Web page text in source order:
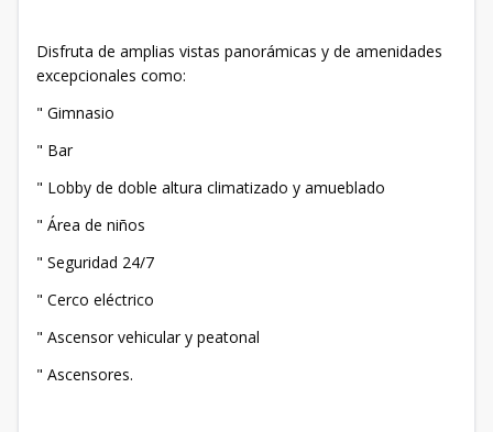
Disfruta de amplias vistas panorámicas y de amenidades
excepcionales como:
" Gimnasio
" Bar
" Lobby de doble altura climatizado y amueblado
" Área de niños
" Seguridad 24/7
" Cerco eléctrico
" Ascensor vehicular y peatonal
" Ascensores.